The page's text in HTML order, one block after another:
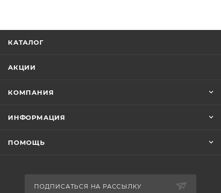
КАТАЛОГ
АКЦИИ
КОМПАНИЯ
ИНФОРМАЦИЯ
ПОМОЩЬ
ПОДПИСАТЬСЯ НА РАССЫЛКУ